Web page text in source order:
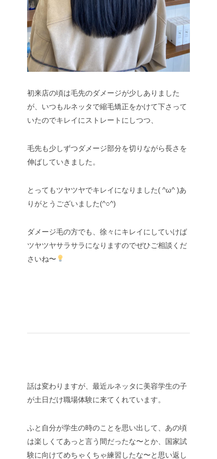
初来店の頃は毛先のダメージが少しありました
が、いつもルネッタで縮毛矯正をかけて下さって
いたのでキレイにストレートにしつつ、
毛先も少しずつダメージ部分を切りながら長さを
伸ばしていきました。
とってもツヤツヤでキレイになりました( ^ω^ )あ
りがとうございました(^○^)
ダメージ毛の方でも、徐々にキレイにしていけば
ツヤツヤサラサラになりますのでぜひご相談くだ
さいね〜
話は変わりますが、最近ルネッタに美容学生の子
が土日だけ職場体験に来てくれています。
ふと自分が学生の時のことを思い出して、あの頃
は楽しくてあっと言う間だったな〜とか、国家試
験に向けてめちゃくちゃ練習したな〜と思い返し